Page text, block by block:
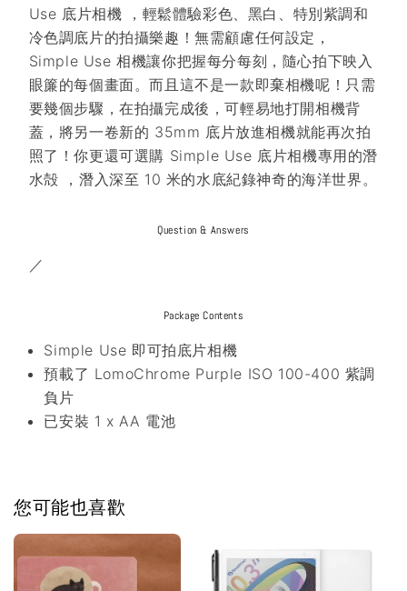
Use 底片相機 ，輕鬆體驗彩色、黑白、特別紫調和
冷色調底片的拍攝樂趣！無需顧慮任何設定，
Simple Use 相機讓你把握每分每刻，隨心拍下映入
眼簾的每個畫面。而且這不是一款即棄相機呢！只需
要幾個步驟，在拍攝完成後，可輕易地打開相機背
蓋，將另一卷新的 35mm 底片放進相機就能再次拍
照了！你更還可選購 Simple Use 底片相機專用的潛
水殻 ，潛入深至 10 米的水底紀錄神奇的海洋世界。
Question & Answers
／
Package Contents
Simple Use 即可拍底片相機
預載了 LomoChrome Purple ISO 100-400 紫調
負片
已安裝 1 x AA 電池
您可能也喜歡